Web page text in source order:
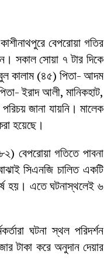
বেপরোয়া গতির
সকাল সোয়া ৭ টার দিকে
কালাম (৪৫) পিতা- আদম
ইরাদ আলী, মানিকহাট,
জানা যায়নি। মালেক
হয়েছে।
বেপরোয়া গতিতে পাবনা
সিএনজি চালিত একটি
হয়। এতে ঘটনাস্থলেই ৬
ঘটনা স্থল পরিদর্শন
টাকা করে অনুদান দেয়ার